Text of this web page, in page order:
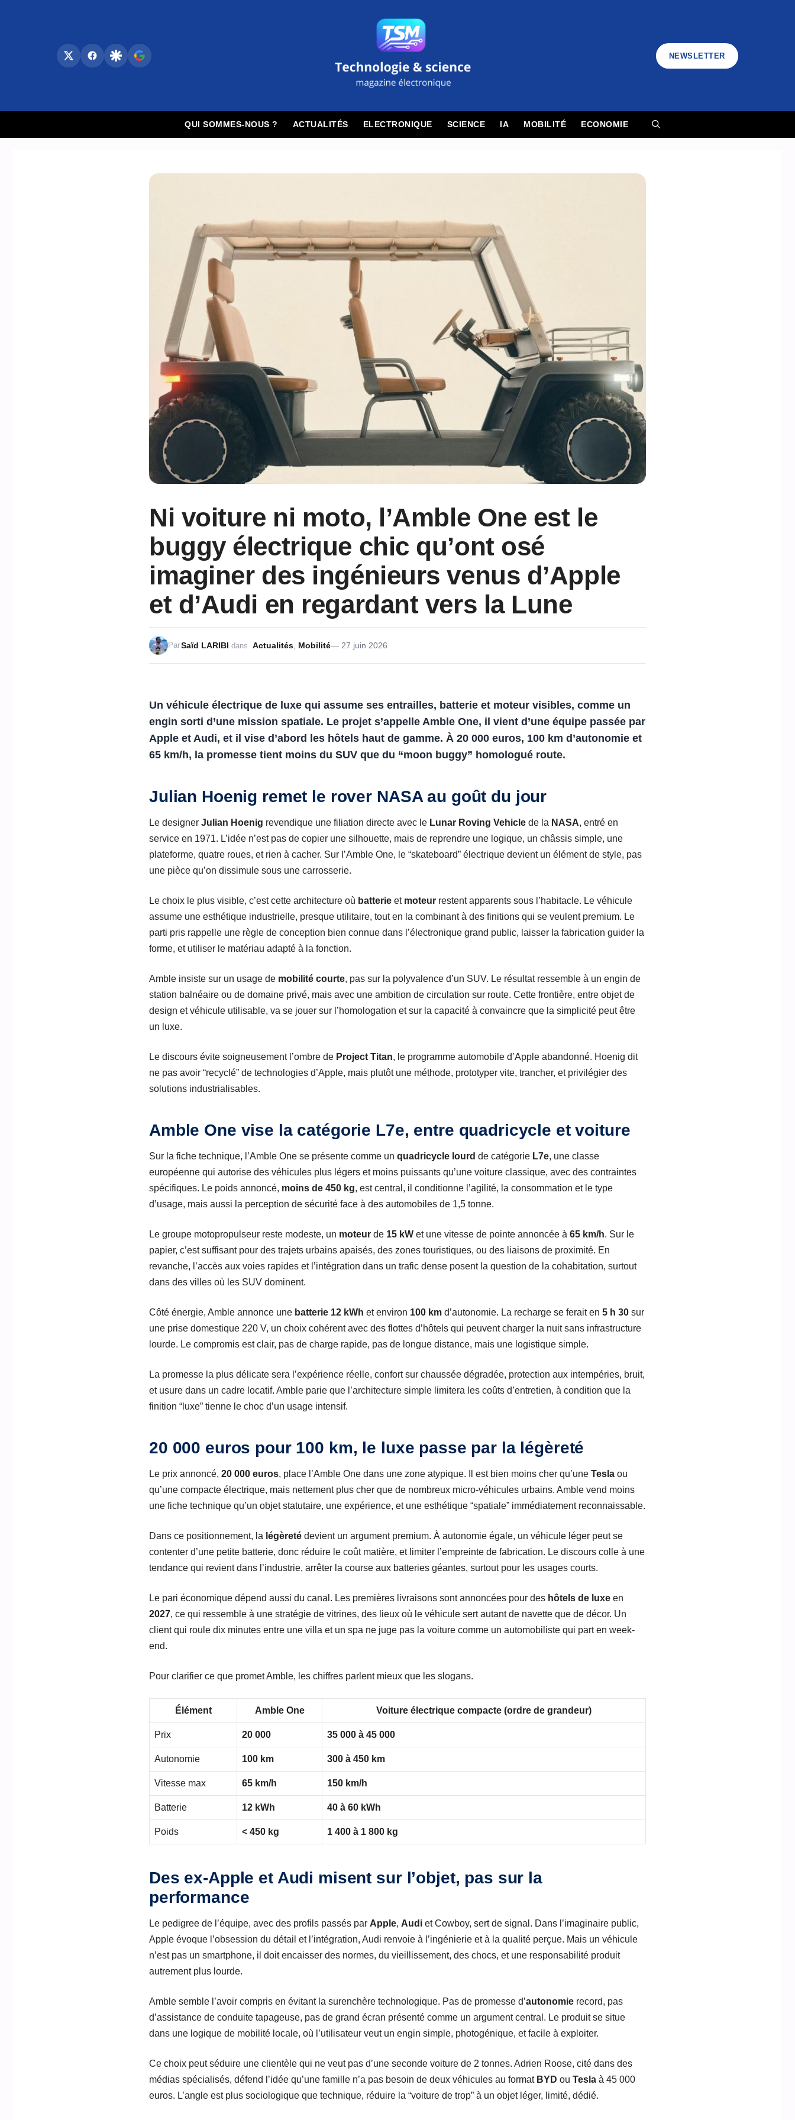
NEWSLETTER
QUI SOMMES-NOUS ? ACTUALITÉS ELECTRONIQUE SCIENCE IA MOBILITÉ ECONOMIE
Ni voiture ni moto, l’Amble One est le
buggy électrique chic qu’ont osé
imaginer des ingénieurs venus d’Apple
et d’Audi en regardant vers la Lune
27 juin 2026
ParSaïd LARIBI dans Actualités Mobilité
Un véhicule électrique de luxe qui assume ses entrailles, batterie et moteur visibles, comme un
engin sorti d’une mission spatiale. Le projet s’appelle Amble One, il vient d’une équipe passée par
Apple et Audi, et il vise d’abord les hôtels haut de gamme. À 20 000 euros, 100 km d’autonomie et
65 km/h, la promesse tient moins du SUV que du “moon buggy” homologué route.
Julian Hoenig remet le rover NASA au goût du jour
Le designer Julian Hoenig revendique une filiation directe avec le Lunar Roving Vehicle de la NASA, entré en
service en 1971. L’idée n’est pas de copier une silhouette, mais de reprendre une logique, un châssis simple, une
plateforme, quatre roues, et rien à cacher. Sur l’Amble One, le “skateboard” électrique devient un élément de style, pas
une pièce qu’on dissimule sous une carrosserie.
Le choix le plus visible, c’est cette architecture où batterie et moteur restent apparents sous l’habitacle. Le véhicule
assume une esthétique industrielle, presque utilitaire, tout en la combinant à des finitions qui se veulent premium. Le
parti pris rappelle une règle de conception bien connue dans l’électronique grand public, laisser la fabrication guider la
forme, et utiliser le matériau adapté à la fonction.
Amble insiste sur un usage de mobilité courte, pas sur la polyvalence d’un SUV. Le résultat ressemble à un engin de
station balnéaire ou de domaine privé, mais avec une ambition de circulation sur route. Cette frontière, entre objet de
design et véhicule utilisable, va se jouer sur l’homologation et sur la capacité à convaincre que la simplicité peut être
un luxe.
Le discours évite soigneusement l’ombre de Project Titan, le programme automobile d’Apple abandonné. Hoenig dit
ne pas avoir “recyclé” de technologies d’Apple, mais plutôt une méthode, prototyper vite, trancher, et privilégier des
solutions industrialisables.
Amble One vise la catégorie L7e, entre quadricycle et voiture
Sur la fiche technique, l’Amble One se présente comme un quadricycle lourd de catégorie L7e, une classe
européenne qui autorise des véhicules plus légers et moins puissants qu’une voiture classique, avec des contraintes
spécifiques. Le poids annoncé, moins de 450 kg, est central, il conditionne l’agilité, la consommation et le type
d’usage, mais aussi la perception de sécurité face à des automobiles de 1,5 tonne.
Le groupe motopropulseur reste modeste, un moteur de 15 kW et une vitesse de pointe annoncée à 65 km/h. Sur le
papier, c’est suffisant pour des trajets urbains apaisés, des zones touristiques, ou des liaisons de proximité. En
revanche, l’accès aux voies rapides et l’intégration dans un trafic dense posent la question de la cohabitation, surtout
dans des villes où les SUV dominent.
Côté énergie, Amble annonce une batterie 12 kWh et environ 100 km d’autonomie. La recharge se ferait en 5 h 30 sur
une prise domestique 220 V, un choix cohérent avec des flottes d’hôtels qui peuvent charger la nuit sans infrastructure
lourde. Le compromis est clair, pas de charge rapide, pas de longue distance, mais une logistique simple.
La promesse la plus délicate sera l’expérience réelle, confort sur chaussée dégradée, protection aux intempéries, bruit,
et usure dans un cadre locatif. Amble parie que l’architecture simple limitera les coûts d’entretien, à condition que la
finition “luxe” tienne le choc d’un usage intensif.
20 000 euros pour 100 km, le luxe passe par la légèreté
Le prix annoncé, 20 000 euros, place l’Amble One dans une zone atypique. Il est bien moins cher qu’une Tesla ou
qu’une compacte électrique, mais nettement plus cher que de nombreux micro-véhicules urbains. Amble vend moins
une fiche technique qu’un objet statutaire, une expérience, et une esthétique “spatiale” immédiatement reconnaissable.
Dans ce positionnement, la légèreté devient un argument premium. À autonomie égale, un véhicule léger peut se
contenter d’une petite batterie, donc réduire le coût matière, et limiter l’empreinte de fabrication. Le discours colle à une
tendance qui revient dans l’industrie, arrêter la course aux batteries géantes, surtout pour les usages courts.
Le pari économique dépend aussi du canal. Les premières livraisons sont annoncées pour des hôtels de luxe en
2027, ce qui ressemble à une stratégie de vitrines, des lieux où le véhicule sert autant de navette que de décor. Un
client qui roule dix minutes entre une villa et un spa ne juge pas la voiture comme un automobiliste qui part en week-
end.
Pour clarifier ce que promet Amble, les chiffres parlent mieux que les slogans.
Élément Amble One Voiture électrique compacte (ordre de grandeur)
Prix 20 000 35 000 à 45 000
Autonomie 100 km 300 à 450 km
Vitesse max 65 km/h 150 km/h
Batterie 12 kWh 40 à 60 kWh
Poids < 450 kg 1 400 à 1 800 kg
Des ex-Apple et Audi misent sur l’objet, pas sur la
performance
Le pedigree de l’équipe, avec des profils passés par Apple, Audi et Cowboy, sert de signal. Dans l’imaginaire public,
Apple évoque l’obsession du détail et l’intégration, Audi renvoie à l’ingénierie et à la qualité perçue. Mais un véhicule
n’est pas un smartphone, il doit encaisser des normes, du vieillissement, des chocs, et une responsabilité produit
autrement plus lourde.
Amble semble l’avoir compris en évitant la surenchère technologique. Pas de promesse d’autonomie record, pas
d’assistance de conduite tapageuse, pas de grand écran présenté comme un argument central. Le produit se situe
dans une logique de mobilité locale, où l’utilisateur veut un engin simple, photogénique, et facile à exploiter.
Ce choix peut séduire une clientèle qui ne veut pas d’une seconde voiture de 2 tonnes. Adrien Roose, cité dans des
médias spécialisés, défend l’idée qu’une famille n’a pas besoin de deux véhicules au format BYD ou Tesla à 45 000
euros. L’angle est plus sociologique que technique, réduire la “voiture de trop” à un objet léger, limité, dédié.